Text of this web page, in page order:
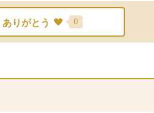
ありがとう 0